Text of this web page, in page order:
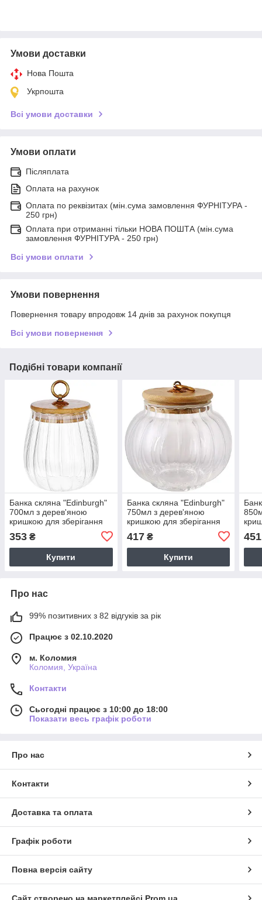
Умови доставки
Нова Пошта
Укрпошта
Всі умови доставки
Умови оплати
Післяплата
Оплата на рахунок
Оплата по реквізитах (мін.сума замовлення ФУРНІТУРА -
250 грн)
Оплата при отриманні тільки НОВА ПОШТА (мін.сума
замовлення ФУРНІТУРА - 250 грн)
Всі умови оплати
Умови повернення
Повернення товару впродовж 14 днів за рахунок покупця
Всі умови повернення
Подібні товари компанії
Банка скляна "Edinburgh"
700мл з дерев'яною
кришкою для зберігання
353 ₴
Купити
Банка скляна "Edinburgh"
750мл з дерев'яною
кришкою для зберігання
417₴
Купити
451
Про нас
99% позитивних з 82 відгуків за рік
Працює з 02.10.2020
м. Коломия
Коломия, Україна
Контакти
Сьогодні працює з 10:00 до 18:00
Показати весь графік роботи
Про нас
Контакти
Доставка та оплата
Графік роботи
Повна версія сайту
Сайт створено на маркетплейсі Prom.ua